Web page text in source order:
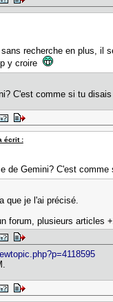
recherche en plus, il
y croire
C'est comme si tu
écrit :
de Gemini? C'est
que je l'ai précisé.
forum, plusieurs articles